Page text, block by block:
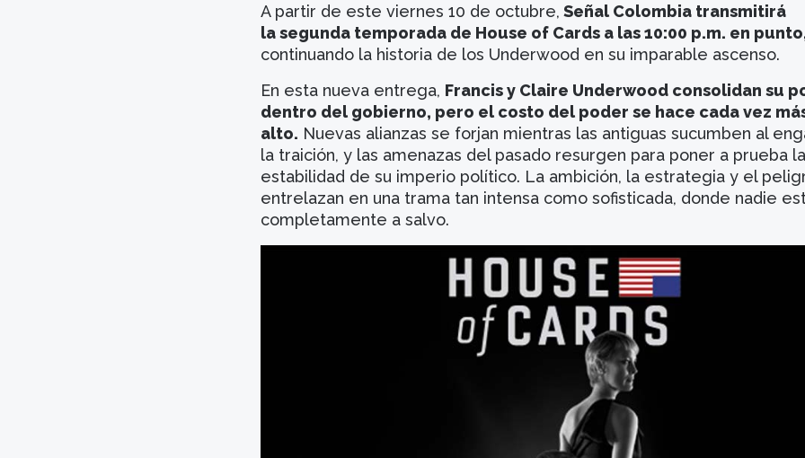
A partir de este viernes 10 de octubre, Señal Colombia transmitirá
la segunda temporada de House of Cards a las 10:00 p.m. en
continuando la historia de los Underwood en su imparable ascenso.
En esta nueva entrega, Francis y Claire Underwood consolidan su
dentro del gobierno, pero el costo del poder se hace cada vez
alto. Nuevas alianzas se forjan mientras las antiguas sucumben al
la traición, y las amenazas del pasado resurgen para poner a prueba la
estabilidad de su imperio político. La ambición, la estrategia y el
entrelazan en una trama tan intensa como sofisticada, donde nadie
completamente a salvo.